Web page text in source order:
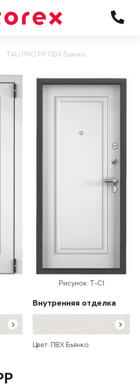
TAU PRO PP ПВХ Бьянко
Рисунок: T-C1
Внутренняя отделка
Цвет: ПВХ Бьянко